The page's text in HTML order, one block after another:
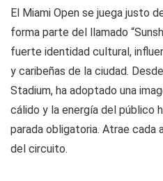
El Miami Open se juega justo
forma parte del llamado
fuerte identidad cultural,
y caribeñas de la ciudad.
Stadium, ha adoptado una
cálido y la energía del público
parada obligatoria. Atrae cada
del circuito.